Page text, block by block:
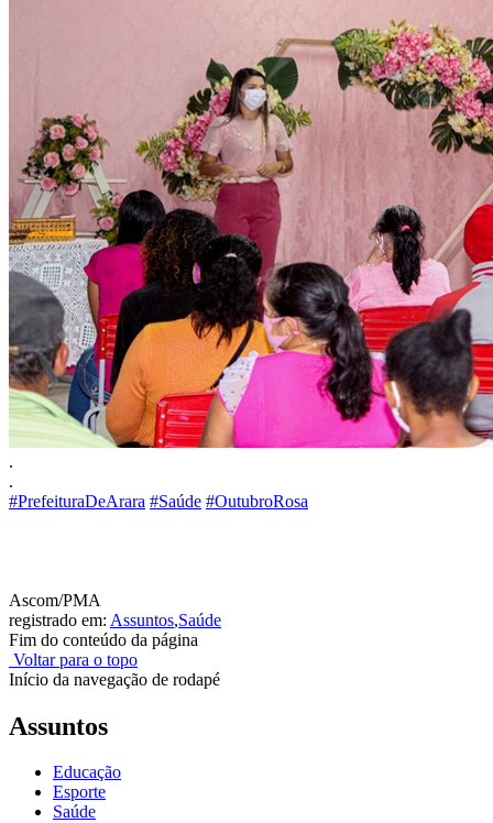
.
.
#PrefeituraDeArara #Saúde #OutubroRosa
Ascom/PMA
registrado em: Assuntos,Saúde
Fim do conteúdo da página
Voltar para o topo
Início da navegação de rodapé
Assuntos
Educação
Esporte
Saúde